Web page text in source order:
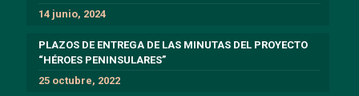
14 junio, 2024
PLAZOS DE ENTREGA DE LAS MINUTAS DEL PROYECTO
“HÉROES PENINSULARES”
25 octubre, 2022